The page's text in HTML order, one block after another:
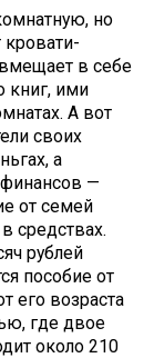
но
кровати-
в себе
книг, ими
А вот
своих
а
финансов —
от семей
средствах.
рублей
пособие от
его возраста
где двое
около 210